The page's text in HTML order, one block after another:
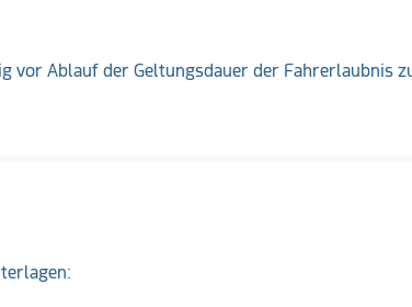
vor Ablauf der Geltungsdauer der Fahrerlaubnis